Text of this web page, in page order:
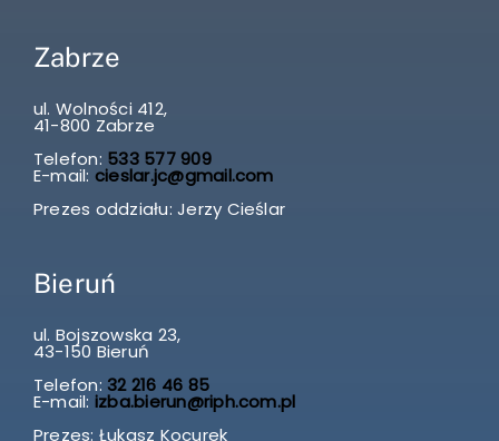
Zabrze
ul. Wolności 412,
41-800 Zabrze
Telefon: 533 577 909
E-mail: cieslar.jc@gmail.com
Prezes oddziału: Jerzy Cieślar
Bieruń
ul. Bojszowska 23,
43-150 Bieruń
Telefon: 32 216 46 85
E-mail: izba.bierun@riph.com.pl
Prezes: Łukasz Kocurek